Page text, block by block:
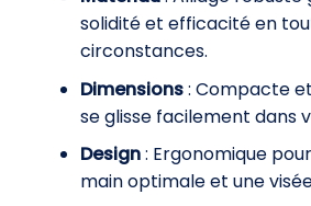
solidité et efficacité en
circonstances.
Dimensions: Compacte
se glisse facilement dans
Design: Ergonomique
main optimale et une